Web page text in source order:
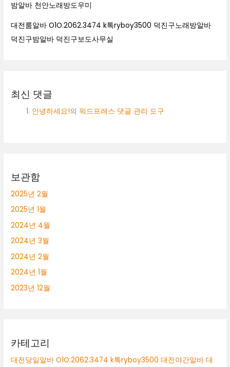
밤알바 천안노래방도우미
대전룸알바 O1O.2062.3474 k톡ryboy3500 덕진구노래방알바
덕진구밤알바 덕진구보도사무실
최신 댓글
안녕하세요!의워드프레스 댓글 관리 도구
보관함
2025년 2월
2025년 1월
2024년 4월
2024년 3월
2024년 2월
2024년 1월
2023년 12월
카테고리
대전당일알바 O1O.2062.3474 k톡ryboy3500 대전야간알바 대